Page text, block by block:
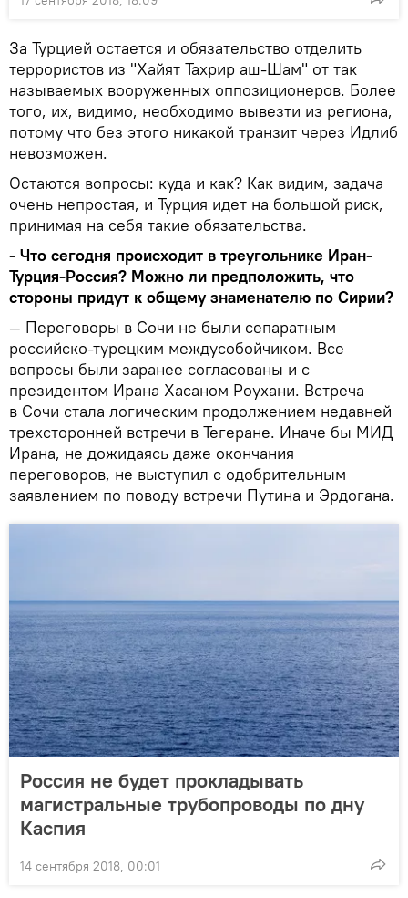
За Турцией остается и обязательство отделить
террористов из "Хайят Тахрир аш-Шам" от так
называемых вооруженных оппозиционеров. Более
того, их, видимо, необходимо вывезти из региона,
потому что без этого никакой транзит через Идлиб
невозможен.
Остаются вопросы: куда и как? Как видим, задача
очень непростая, и Турция идет на большой риск,
принимая на себя такие обязательства.
- Что сегодня происходит в треугольнике Иран-
Турция-Россия? Можно ли предположить, что
стороны придут к общему знаменателю по Сирии?
— Переговоры в Сочи не были сепаратным
российско-турецким междусобойчиком. Все
вопросы были заранее согласованы и с
президентом Ирана Хасаном Роухани. Встреча
в Сочи стала логическим продолжением недавней
трехсторонней встречи в Тегеране. Иначе бы МИД
Ирана, не дожидаясь даже окончания
переговоров, не выступил с одобрительным
заявлением по поводу встречи Путина и Эрдогана.
Россия не будет прокладывать
магистральные трубопроводы по дну
Каспия
14 сентября 2018, 00:01